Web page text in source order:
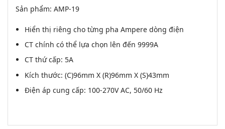
Sản phẩm: AMP-19
Hiển thị riêng cho từng pha Ampere dòng điện
CT chính có thể lựa chọn lên đến 9999A
CT thứ cấp: 5A
Kích thước: (C)96mm X (R)96mm X (S)43mm
Điện áp cung cấp: 100-270V AC, 50/60 Hz